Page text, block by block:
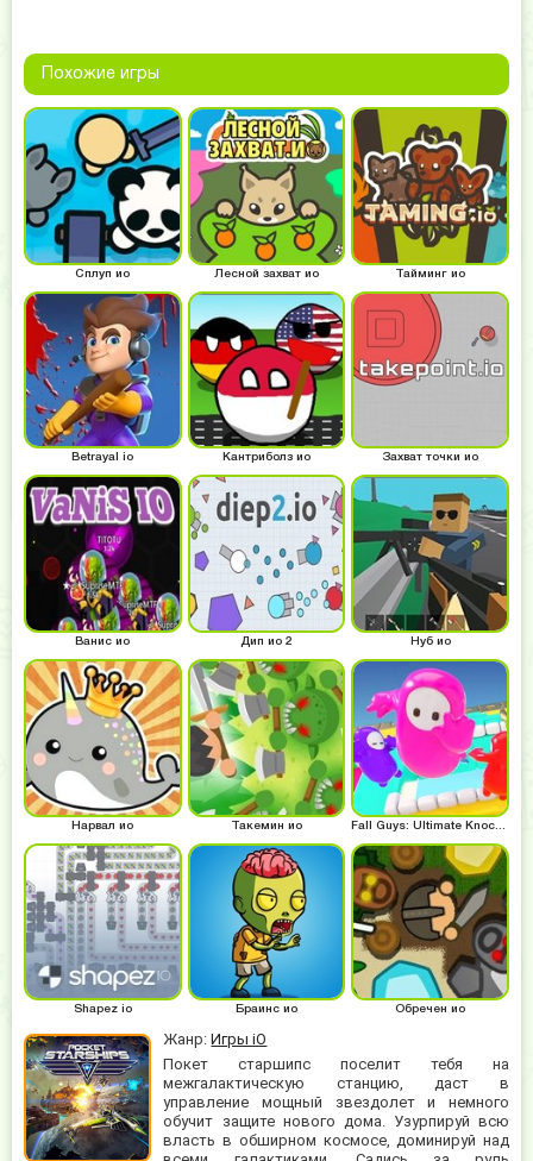
Жанр:Игры iO
Покет старшипс поселит тебя на
межгалактическую станцию, даст в
управление мощный звездолет и немного
обучит защите нового дома. Узурпируй всю
власть в обширном космосе, доминируй над
Похожие игры
Сплуп ио Лесной захват ио Тайминг ио
Betrayal io Кантриболз ио Захват точки ио
Ванис ио Дип ио 2 Нуб ио
Нарвал ио Такемин ио
Shapez io Браинс ио Обречен ио